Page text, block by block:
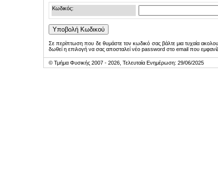
Κωδικός:
Σε περίπτωση που δε θυμάστε τον κωδικό σας βάλτε μια τυχαία
δωθεί η επιλογή να σας αποσταλεί νέο password στο email που
© Τμήμα Φυσικής 2007 - 2026, Τελευταία Ενημέρωση: 29/06/2025